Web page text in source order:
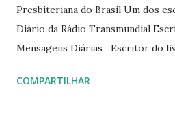
Presbiteriana do Brasil Um dos
Diário da Rádio Transmundial
Mensagens Diárias Escritor do
COMPARTILHAR